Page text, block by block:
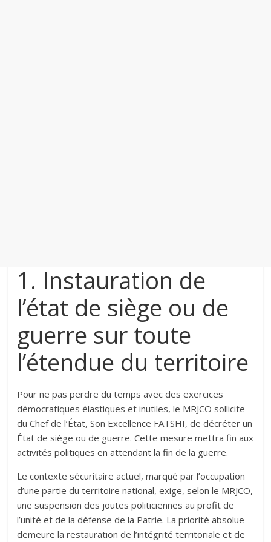
1. Instauration de
l’état de siège ou de
guerre sur toute
l’étendue du territoire‎‎
Pour ne pas perdre du temps avec des exercices
démocratiques élastiques et inutiles, le MRJCO sollicite
du Chef de l’État, Son Excellence FATSHI, de décréter un
État de siège ou de guerre. Cette mesure mettra fin aux
activités politiques en attendant la fin de la guerre.
Le contexte sécuritaire actuel, marqué par l’occupation
d’une partie du territoire national, exige, selon le MRJCO,
une suspension des joutes politiciennes au profit de
l’unité et de la défense de la Patrie. La priorité absolue
demeure la restauration de l’intégrité territoriale et de